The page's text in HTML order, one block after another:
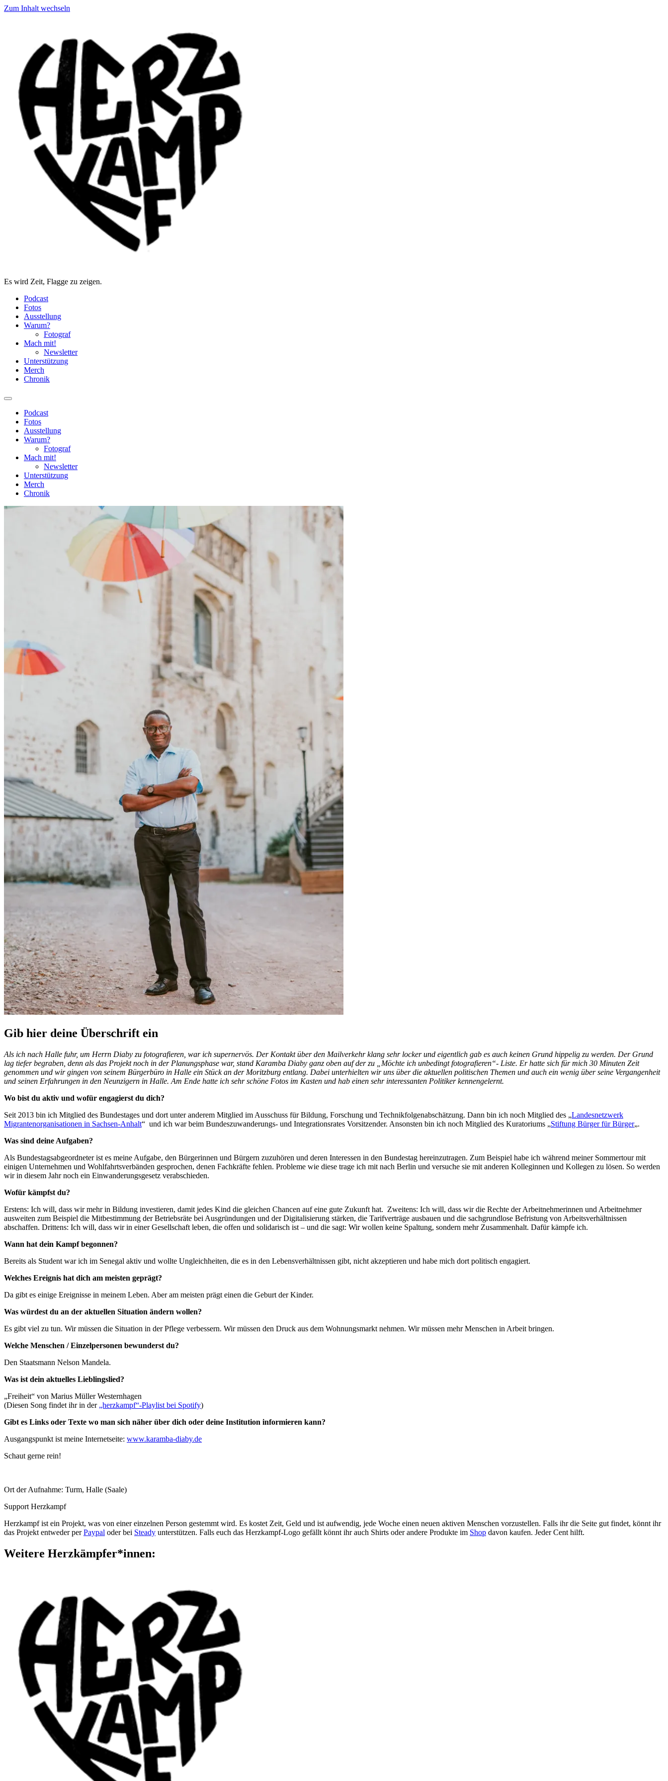
Zum Inhalt wechseln
Es wird Zeit, Flagge zu zeigen.
Podcast
Fotos
Ausstellung
Warum?
Fotograf
Mach mit!
Newsletter
Unterstützung
Merch
Chronik
Podcast
Fotos
Ausstellung
Warum?
Fotograf
Mach mit!
Newsletter
Unterstützung
Merch
Chronik
Gib hier deine Überschrift ein
Als ich nach Halle fuhr, um Herrn Diaby zu fotografieren, war ich supernervös. Der Kontakt über den Mailverkehr klang sehr locker und eigentlich gab es auch keinen Grund hippelig zu werden. Der Grund
lag tiefer begraben, denn als das Projekt noch in der Planungsphase war, stand Karamba Diaby ganz oben auf der zu „Möchte ich unbedingt fotografieren“- Liste. Er hatte sich für mich 30 Minuten Zeit
genommen und wir gingen von seinem Bürgerbüro in Halle ein Stück an der Moritzburg entlang. Dabei unterhielten wir uns über die aktuellen politischen Themen und auch ein wenig über seine Vergangenheit
und seinen Erfahrungen in den Neunzigern in Halle. Am Ende hatte ich sehr schöne Fotos im Kasten und hab einen sehr interessanten Politiker kennengelernt.
Wo bist du aktiv und wofür engagierst du dich?
Seit 2013 bin ich Mitglied des Bundestages und dort unter anderem Mitglied im Ausschuss für Bildung, Forschung und Technikfolgenabschätzung. Dann bin ich noch Mitglied des „Landesnetzwerk
Migrantenorganisationen in Sachsen-Anhalt“ und ich war beim Bundeszuwanderungs- und Integrationsrates Vorsitzender. Ansonsten bin ich noch Mitglied des Kuratoriums „Stiftung Bürger für Bürger„.
Was sind deine Aufgaben?
Als Bundestagsabgeordneter ist es meine Aufgabe, den Bürgerinnen und Bürgern zuzuhören und deren Interessen in den Bundestag hereinzutragen. Zum Beispiel habe ich während meiner Sommertour mit
einigen Unternehmen und Wohlfahrtsverbänden gesprochen, denen Fachkräfte fehlen. Probleme wie diese trage ich mit nach Berlin und versuche sie mit anderen Kolleginnen und Kollegen zu lösen. So werden
wir in diesem Jahr noch ein Einwanderungsgesetz verabschieden.
Wofür kämpfst du?
Erstens: Ich will, dass wir mehr in Bildung investieren, damit jedes Kind die gleichen Chancen auf eine gute Zukunft hat. Zweitens: Ich will, dass wir die Rechte der Arbeitnehmerinnen und Arbeitnehmer
ausweiten zum Beispiel die Mitbestimmung der Betriebsräte bei Ausgründungen und der Digitalisierung stärken, die Tarifverträge ausbauen und die sachgrundlose Befristung von Arbeitsverhältnissen
abschaffen. Drittens: Ich will, dass wir in einer Gesellschaft leben, die offen und solidarisch ist – und die sagt: Wir wollen keine Spaltung, sondern mehr Zusammenhalt. Dafür kämpfe ich.
Wann hat dein Kampf begonnen?
Bereits als Student war ich im Senegal aktiv und wollte Ungleichheiten, die es in den Lebensverhältnissen gibt, nicht akzeptieren und habe mich dort politisch engagiert.
Welches Ereignis hat dich am meisten geprägt?
Da gibt es einige Ereignisse in meinem Leben. Aber am meisten prägt einen die Geburt der Kinder.
Was würdest du an der aktuellen Situation ändern wollen?
Es gibt viel zu tun. Wir müssen die Situation in der Pflege verbessern. Wir müssen den Druck aus dem Wohnungsmarkt nehmen. Wir müssen mehr Menschen in Arbeit bringen.
Welche Menschen / Einzelpersonen bewunderst du?
Den Staatsmann Nelson Mandela.
Was ist dein aktuelles Lieblingslied?
„Freiheit“ von Marius Müller Westernhagen
(Diesen Song findet ihr in der „herzkampf“-Playlist bei Spotify)
Gibt es Links oder Texte wo man sich näher über dich oder deine Institution informieren kann?
Ausgangspunkt ist meine Internetseite: www.karamba-diaby.de
Schaut gerne rein!
Ort der Aufnahme: Turm, Halle (Saale)
Support Herzkampf
Herzkampf ist ein Projekt, was von einer einzelnen Person gestemmt wird. Es kostet Zeit, Geld und ist aufwendig, jede Woche einen neuen aktiven Menschen vorzustellen. Falls ihr die Seite gut findet, könnt ihr
das Projekt entweder perPaypal oder bei Steady unterstützen. Falls euch das Herzkampf-Logo gefällt könnt ihr auch Shirts oder andere Produkte im Shop davon kaufen. Jeder Cent hilft.
Weitere Herzkämpfer*innen: